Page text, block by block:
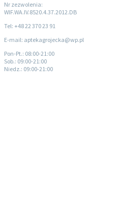
Nr zezwolenia:
WIF.WA.IV.8520.4.37.2012.DB
Tel: +48 22 370 23 91
E-mail: aptekagrojecka@wp.pl
Pon-Pt.: 08:00-21:00
Sob.: 09:00-21:00
Niedz.: 09:00-21:00